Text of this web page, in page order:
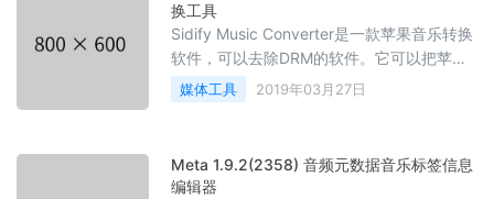
换工具
Sidify Music Converter是一款苹果音乐转换
软件，可以去除DRM的软件。它可以把苹果
音乐转换为MP3或M4A格式，从而可以在其
他设备播放。这个软件还可以将iTunes M4P
声读物的DRM去掉，转换为自由播放的MP3,
M4A和M4B。
媒体工具 2019年03月27日
Meta 1.9.2(2358) 音频元数据音乐标签信息
编辑器